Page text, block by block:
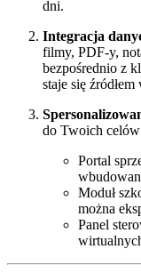
dni.
Integracja
filmy, PDF-y,
bezpośrednio z
staje się
do Twoich
Portal
Moduł
można
Panel